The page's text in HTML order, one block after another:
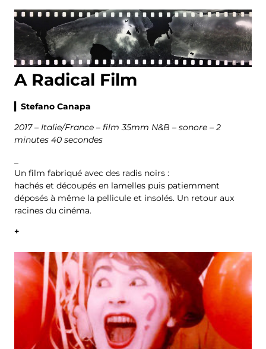
A Radical Film
▎Stefano Canapa
2017 – Italie/France – film 35mm N&B – sonore – 2
minutes 40 secondes
Un film fabriqué avec des radis noirs :
hachés et découpés en lamelles puis patiemment
déposés à même la pellicule et insolés. Un retour aux
racines du cinéma.
+